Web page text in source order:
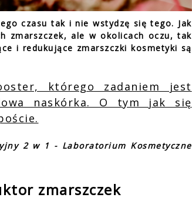
czasu tak i nie wstydzę się tego. Jak
zmarszczek, ale w okolicach oczu, tak
i redukujące zmarszczki kosmetyki są
którego zadaniem jest
naskórka. O tym jak się
2 w 1 - Laboratorium Kosmetyczne
zmarszczek